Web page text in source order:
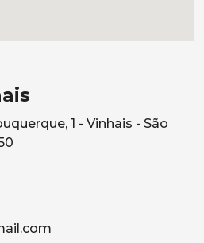
1 - Vinhais - São